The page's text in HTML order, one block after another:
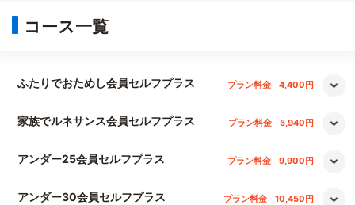
コース一覧
ふたりでおためし会員セルフプラス プラン料金 4,400円
家族でルネサンス会員セルフプラス プラン料金 5,940円
アンダー25会員セルフプラス プラン料金 9,900円
アンダー30会員セルフプラス プラン料金 10,450円